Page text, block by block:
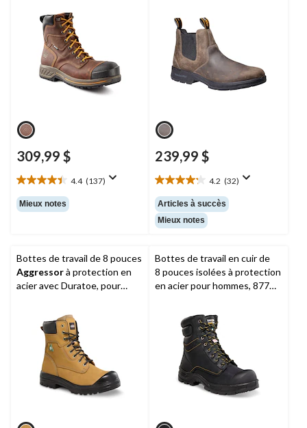
Timberland PRO
309,99 $
4.4 (137)
4.4
étoile(s)
sur
Mieux notes
239,99 $
4.2 (32)
4.2
étoile(s)
sur
5.
Articles à succès
Mieux notes
Bottes de travail de 8 pouces
Aggressorà protection en
acier avec Duratoe, pour
Bottes de travail en cuir de
8 pouces isolées à protection
en acier pour hommes, 877